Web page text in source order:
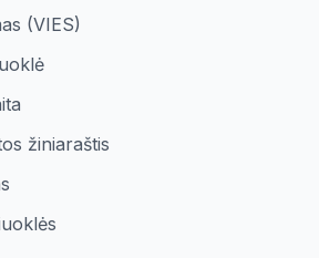
(VIES)
žiniaraštis